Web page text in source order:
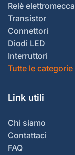
Relè
Transistor
Connettori
Diodi LED
Interruttori
Tutte le categorie
Link utili
Chi siamo
Contattaci
FAQ